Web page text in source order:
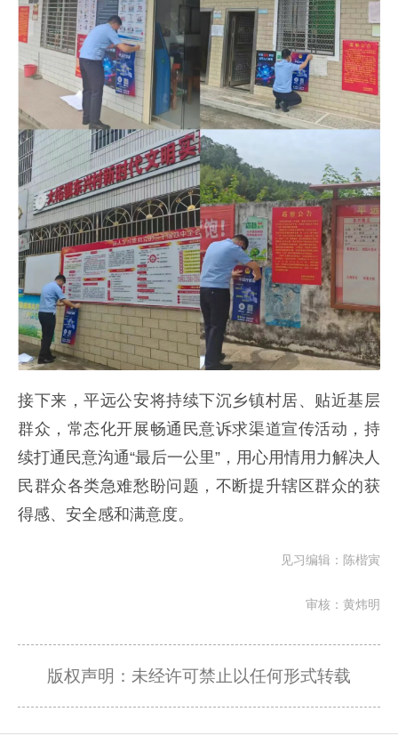
接下来，平远公安将持续下沉乡镇村居、贴近基层
群众，常态化开展畅通民意诉求渠道宣传活动，持
续打通民意沟通“最后一公里”，用心用情用力解决人
民群众各类急难愁盼问题，不断提升辖区群众的获
得感、安全感和满意度。
见习编辑：陈楷寅
审核：黄炜明
版权声明：未经许可禁止以任何形式转载